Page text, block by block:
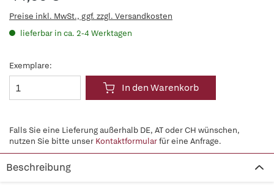
Preise inkl. MwSt., ggf. zzgl. Versandkosten
lieferbar in ca. 2-4 Werktagen
Exemplare:
In den Warenkorb
Falls Sie eine Lieferung außerhalb DE, AT oder CH wünschen,
nutzen Sie bitte unser Kontaktformularfür eine Anfrage.
Beschreibung